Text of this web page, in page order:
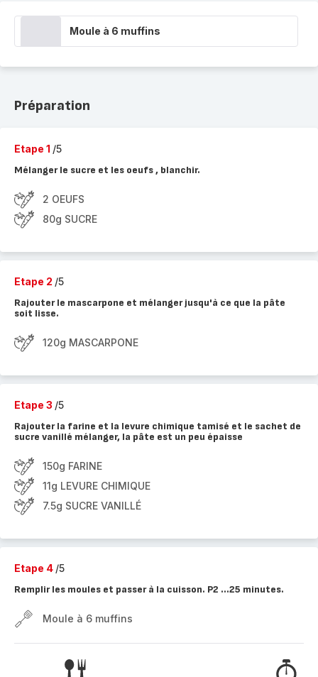
Moule à 6 muffins
Préparation
Etape 1 /5
Mélanger le sucre et les oeufs , blanchir.
2 OEUFS
80g SUCRE
Etape 2 /5
Rajouter le mascarpone et mélanger jusqu'à ce que la pâte
soit lisse.
120g MASCARPONE
Etape 3 /5
Rajouter la farine et la levure chimique tamisé et le sachet de
sucre vanillé mélanger, la pâte est un peu épaisse
150g FARINE
11g LEVURE CHIMIQUE
7.5g SUCRE VANILLÉ
Etape 4 /5
Remplir les moules et passer à la cuisson. P2 ...25 minutes.
Moule à 6 muffins